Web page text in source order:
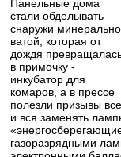
Панельные дома
стали обделывать
снаружи
ватой, которая от
дождя
в примочку -
инкубатор для
комаров, а в прессе
полезли призывы
и вся заменять
газоразрядными